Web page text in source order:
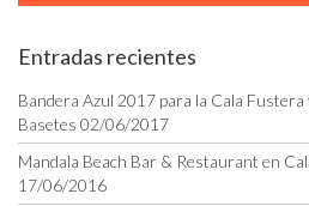
Entradas recientes
Bandera Azul 2017 para la Cala Fustera
Basetes 02/06/2017
Mandala Beach Bar & Restaurant en
17/06/2016